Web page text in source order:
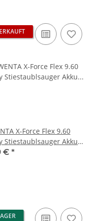
X-Force Flex 9.60
Stiestaublsauger Akku
- gebraucht
€ *
3 KEM 450EAA